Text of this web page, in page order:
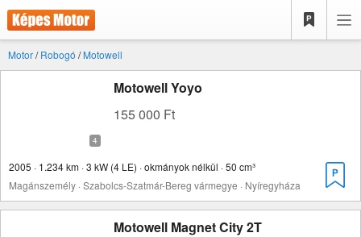
Motor/Robogó /Motowell
Motowell Yoyo
155 000 Ft
2005 · 1.234 km · 3 kW (4 LE) · okmányok nélkül · 50 cm³
Magánszemély · Szabolcs-Szatmár-Bereg vármegye · Nyíregyháza
Motowell Magnet City 2T